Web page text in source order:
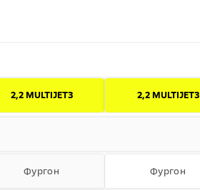
2,2 MULTIJET3 2,2 MULTIJET3
Фургон Фургон